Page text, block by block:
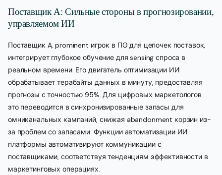
Поставщик A: Сильные стороны в прогнозировании,
управляемом ИИ
Поставщик A, prominent игрок в ПО для цепочек поставок,
интегрирует глубокое обучение для sensing спроса в
реальном времени. Его двигатель оптимизации ИИ
обрабатывает терабайты данных в минуту, предоставляя
прогнозы с точностью 95%. Для цифровых маркетологов
это переводится в синхронизированные запасы для
омниканальных кампаний, снижая abandonment корзин из-
за проблем со запасами. Функции автоматизации ИИ
платформы автоматизируют коммуникации с
поставщиками, соответствуя тенденциям эффективности в
маркетинговых операциях.